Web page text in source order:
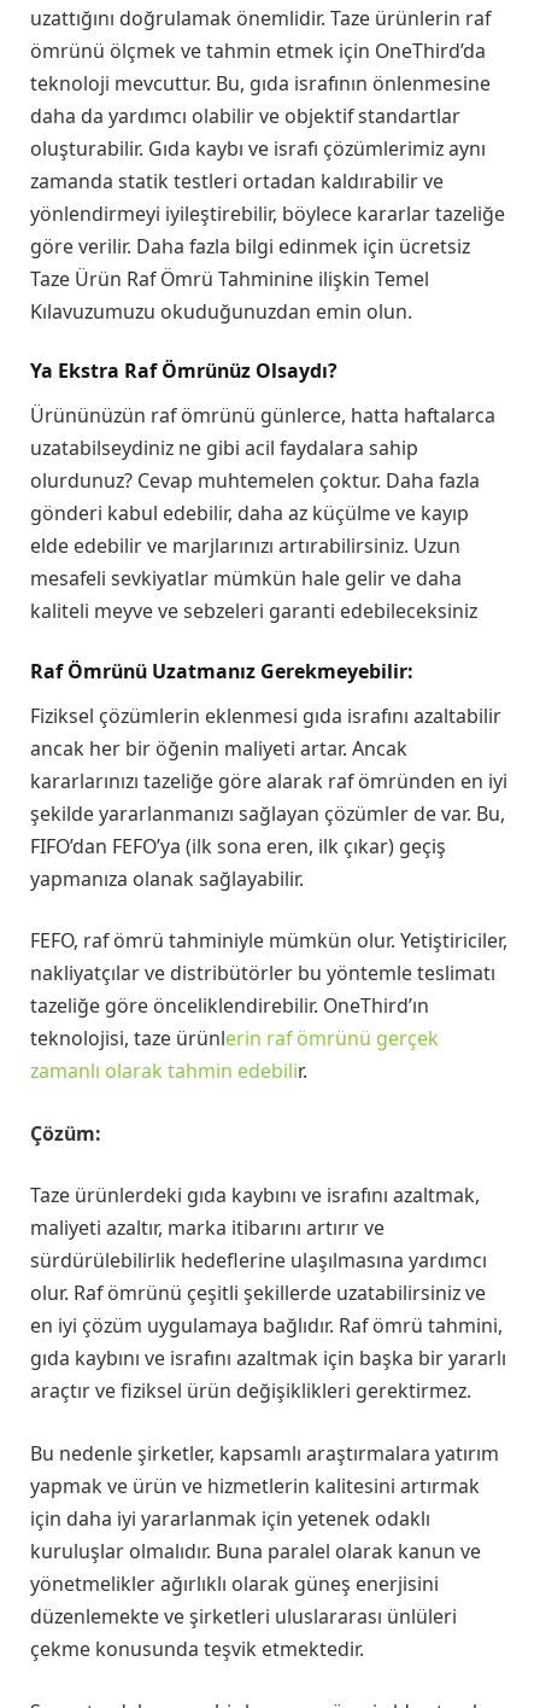
uzattığını doğrulamak önemlidir. Taze ürünlerin raf
ömrünü ölçmek ve tahmin etmek için OneThird’da
teknoloji mevcuttur. Bu, gıda israfının önlenmesine
daha da yardımcı olabilir ve objektif standartlar
oluşturabilir. Gıda kaybı ve israfı çözümlerimiz aynı
zamanda statik testleri ortadan kaldırabilir ve
yönlendirmeyi iyileştirebilir, böylece kararlar tazeliğe
göre verilir. Daha fazla bilgi edinmek için ücretsiz
Taze Ürün Raf Ömrü Tahminine ilişkin Temel
Kılavuzumuzu okuduğunuzdan emin olun.
Ya Ekstra Raf Ömrünüz Olsaydı?
Ürününüzün raf ömrünü günlerce, hatta haftalarca
uzatabilseydiniz ne gibi acil faydalara sahip
olurdunuz? Cevap muhtemelen çoktur. Daha fazla
gönderi kabul edebilir, daha az küçülme ve kayıp
elde edebilir ve marjlarınızı artırabilirsiniz. Uzun
mesafeli sevkiyatlar mümkün hale gelir ve daha
kaliteli meyve ve sebzeleri garanti edebileceksiniz
Raf Ömrünü Uzatmanız Gerekmeyebilir:
Fiziksel çözümlerin eklenmesi gıda israfını azaltabilir
ancak her bir öğenin maliyeti artar. Ancak
kararlarınızı tazeliğe göre alarak raf ömründen en iyi
şekilde yararlanmanızı sağlayan çözümler de var. Bu,
FIFO’dan FEFO’ya (ilk sona eren, ilk çıkar) geçiş
yapmanıza olanak sağlayabilir.
FEFO, raf ömrü tahminiyle mümkün olur. Yetiştiriciler,
nakliyatçılar ve distribütörler bu yöntemle teslimatı
tazeliğe göre önceliklendirebilir. OneThird’ın
teknolojisi, taze ürünlerin raf ömrünü gerçek
zamanlı olarak tahmin edebilir.
Çözüm:
Taze ürünlerdeki gıda kaybını ve israfını azaltmak,
maliyeti azaltır, marka itibarını artırır ve
sürdürülebilirlik hedeflerine ulaşılmasına yardımcı
olur. Raf ömrünü çeşitli şekillerde uzatabilirsiniz ve
en iyi çözüm uygulamaya bağlıdır. Raf ömrü tahmini,
gıda kaybını ve israfını azaltmak için başka bir yararlı
araçtır ve fiziksel ürün değişiklikleri gerektirmez.
Bu nedenle şirketler, kapsamlı araştırmalara yatırım
yapmak ve ürün ve hizmetlerin kalitesini artırmak
için daha iyi yararlanmak için yetenek odaklı
kuruluşlar olmalıdır. Buna paralel olarak kanun ve
yönetmelikler ağırlıklı olarak güneş enerjisini
düzenlemekte ve şirketleri uluslararası ünlüleri
çekme konusunda teşvik etmektedir.